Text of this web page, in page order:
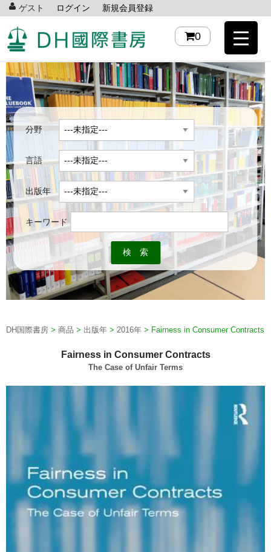
ゲスト ログイン 新規会員登録
0
分野
言語
出版年
キーワード
DH国際書房 > 商品 > 出版年 > 2016年 > Fairness in Consumer Contracts
Fairness in Consumer Contracts
The Case of Unfair Terms